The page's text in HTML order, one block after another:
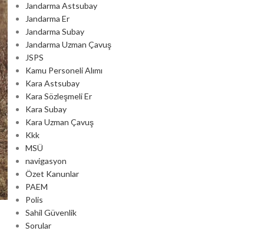
Jandarma Astsubay
Jandarma Er
Jandarma Subay
Jandarma Uzman Çavuş
JSPS
Kamu Personeli Alımı
Kara Astsubay
Kara Sözleşmeli Er
Kara Subay
Kara Uzman Çavuş
Kkk
MSÜ
navigasyon
Özet Kanunlar
PAEM
Polis
Sahil Güvenlik
Sorular